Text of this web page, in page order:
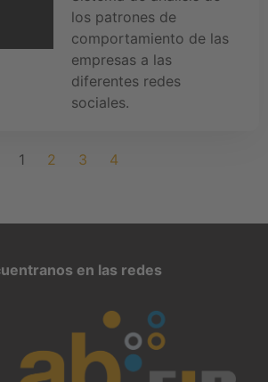
los patrones de
comportamiento de las
empresas a las
diferentes redes
sociales.
1 2 3 4
en las redes